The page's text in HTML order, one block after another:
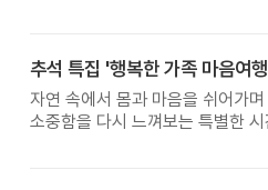
추석 특집 '행복한 가족 마음여
자연 속에서 몸과 마음을 쉬어가며
소중함을 다시 느껴보는 특별한 시